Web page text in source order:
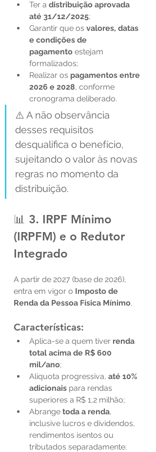
Ter a distribuição aprovada
até 31/12/2025;
Garantir que os valores, datas
e condições de
pagamento estejam
formalizados;
Realizar os pagamentos entre
2026 e 2028, conforme
cronograma deliberado.
⚠️ A não observância
desses requisitos
desqualifica o benefício,
sujeitando o valor às novas
regras no momento da
distribuição.
📊 3. IRPF Mínimo
(IRPFM) e o Redutor
Integrado
A partir de 2027 (base de 2026),
entra em vigor o Imposto de
Renda da Pessoa Física Mínimo.
Características:
Aplica-se a quem tiver renda
total acima de R$ 600
mil/ano;
Alíquota progressiva, até 10%
adicionais para rendas
superiores a R$ 1,2 milhão;
Abrange toda a renda,
inclusive lucros e dividendos,
rendimentos isentos ou
tributados separadamente.